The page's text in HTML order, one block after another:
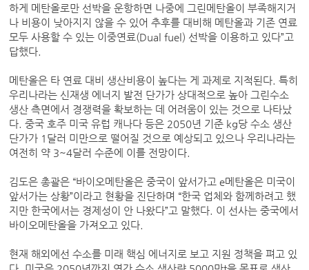
하게 메탄올로만 선박을 운항하면 나중에 그린메탄올이 부족해지거
나 비용이 낮아지지 않을 수 있어 추후를 대비해 메탄올과 기존 연료
모두 사용할 수 있는 이중연료(Dual fuel) 선박을 이용하고 있다”고
답했다.
메탄올은 타 연료 대비 생산비용이 높다는 게 과제로 지적된다. 특히
우리나라는 신재생 에너지 발전 단가가 상대적으로 높아 그린수소
생산 측면에서 경쟁력을 확보하는 데 어려움이 있는 것으로 나타났
다. 중국 호주 미국 유럽 캐나다 등은 2050년 기준 kg당 수소 생산
단가가 1달러 미만으로 떨어질 것으로 예상되고 있으나 우리나라는
여전히 약 3~4달러 수준에 이를 전망이다.
김도은 총괄은 “바이오메탄올은 중국이 앞서가고 e메탄올은 미국이
앞서가는 상황”이라고 현황을 진단하며 “한국 업체와 함께하려고 했
지만 한국에서는 경제성이 안 나왔다”고 말했다. 이 선사는 중국에서
바이오메탄올을 가져오고 있다.
현재 해외에선 수소를 미래 핵심 에너지로 보고 지원 정책을 펴고 있